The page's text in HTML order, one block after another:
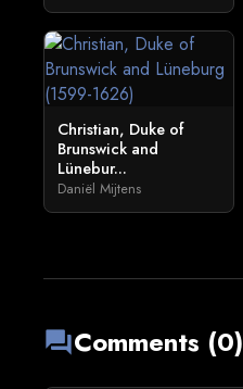
Christian, Duke of
Brunswick and
Lünebur...
Daniël Mijtens
forumComments (0)